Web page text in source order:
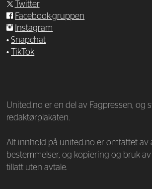
Twitter
Facebook-gruppen
Instagram
•Snapchat
•
TikTok
United.no er en del av Fagpressen, og
redaktørplakaten.
Alt innhold på united.no er omfattet av
bestemmelser, og kopiering og bruk
tillatt uten avtale.